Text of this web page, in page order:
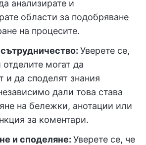
анализирате и
области за подобряване
на процесите.
Уверете се,
отделите могат да
и да споделят знания
дали това става
на бележки, анотации или
за коментари.
и споделяне: Уверете се, че